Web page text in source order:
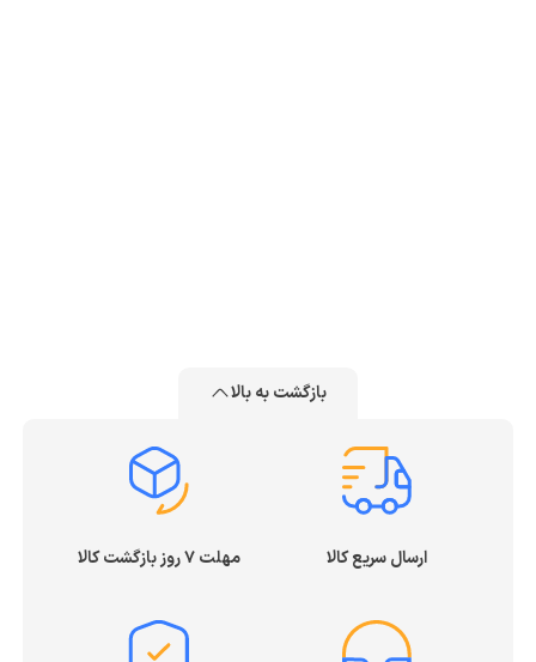
بازگشت به بالا
ارسال سریع کالا مهلت ۷ روز بازگشت کالا